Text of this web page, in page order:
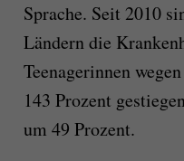
Sprache. Seit 2010
Ländern die
Teenagerinnen
143 Prozent
um 49 Prozent.